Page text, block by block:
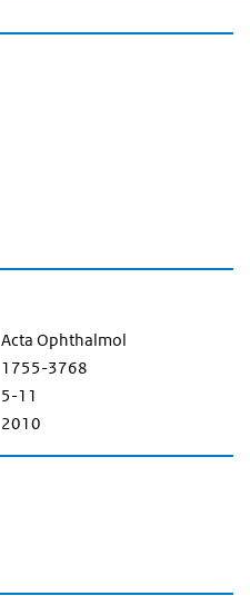
Acta Ophthalmol
1755-3768
5-11
2010